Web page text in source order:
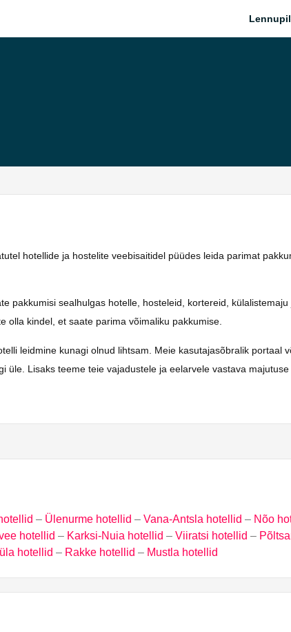
hotellide ja hostelite veebisaitidel püüdes leida parimat
pakkumisi sealhulgas hotelle, hosteleid, kortereid,
olla kindel, et saate parima võimaliku pakkumise.
leidmine kunagi olnud lihtsam. Meie kasutajasõbralik portaal
üle. Lisaks teeme teie vajadustele ja eelarvele vastava
– Ülenurme hotellid – Vana-Antsla hotellid – Nõo
hotellid – Karksi-Nuia hotellid – Viiratsi hotellid –
hotellid – Rakke hotellid – Mustla hotellid